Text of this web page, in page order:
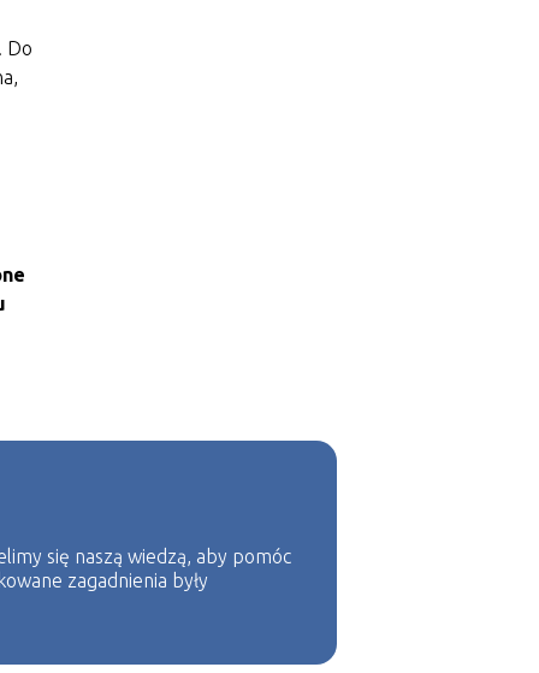
Do
się naszą wiedzą, aby pomóc
zagadnienia były